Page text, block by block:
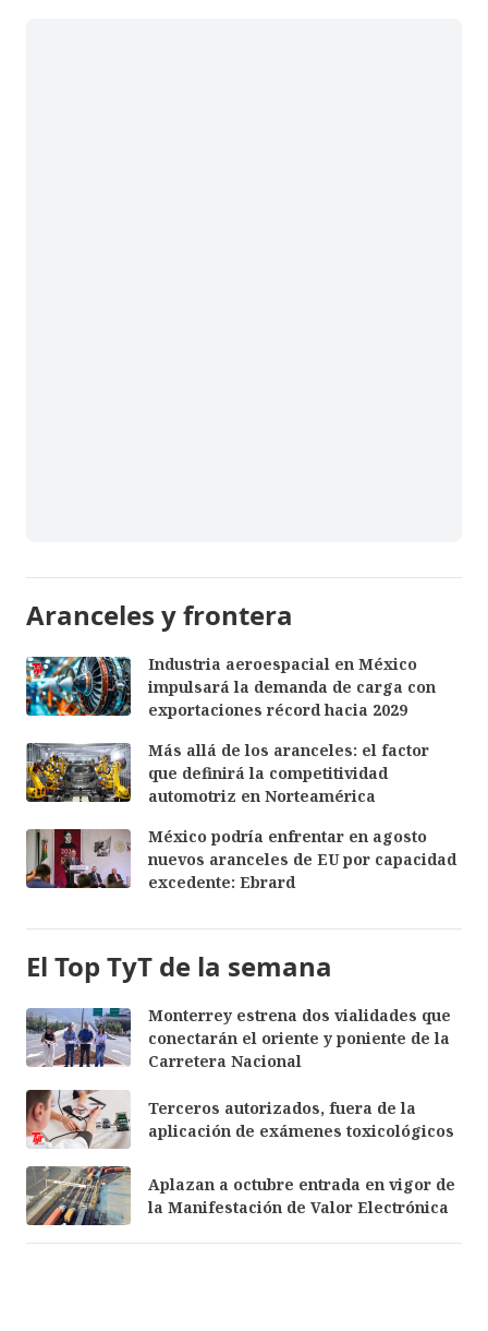
Aranceles y frontera
Industria aeroespacial en México
impulsará la demanda de carga con
exportaciones récord hacia 2029
Más allá de los aranceles: el factor
que definirá la competitividad
automotriz en Norteamérica
México podría enfrentar en agosto
nuevos aranceles de EU por capacidad
excedente: Ebrard
El Top TyT de la semana
Monterrey estrena dos vialidades que
conectarán el oriente y poniente de la
Carretera Nacional
Terceros autorizados, fuera de la
aplicación de exámenes toxicológicos
Aplazan a octubre entrada en vigor de
la Manifestación de Valor Electrónica